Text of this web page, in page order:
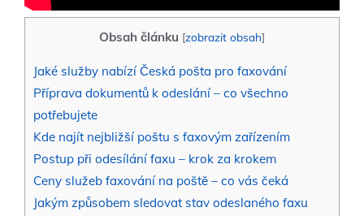
Obsah článku [zobrazit obsah]
Jaké služby nabízí Česká pošta pro faxování
Příprava dokumentů k odeslání – co všechno
potřebujete
Kde najít nejbližší poštu s faxovým zařízením
Postup při odesílání faxu – krok za krokem
Ceny služeb faxování na poště – co vás čeká
Jakým způsobem sledovat stav odeslaného faxu